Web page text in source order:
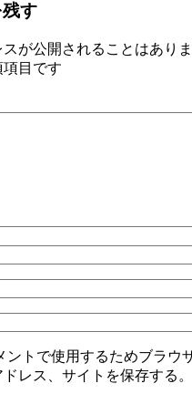
す
が公開されることはありま
目です
ントで使用するためブラウ
レス、サイトを保存する。